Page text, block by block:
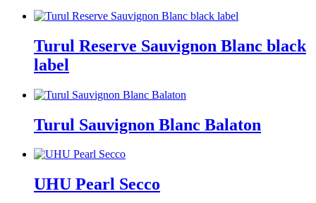
Turul Reserve Sauvignon Blanc black
label
Turul Sauvignon Blanc Balaton
UHU Pearl Secco